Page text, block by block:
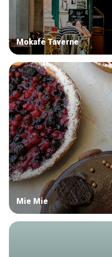
Mokafé Taverne
Mie Mie